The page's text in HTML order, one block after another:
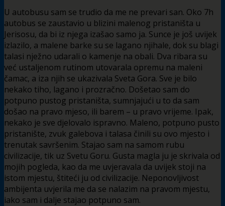
U autobusu sam se trudio da me ne prevari san. Oko 7h
autobus se zaustavio u blizini malenog pristaništa u
Jerisosu, da bi iz njega izašao samo ja. Sunce je još uvijek
izlazilo, a malene barke su se lagano njihale, dok su blagi
talasi nježno udarali o kamenje na obali. Dva ribara su
već ustaljenom rutinom utovarala opremu na maleni
čamac, a iza njih se ukazivala Sveta Gora. Sve je bilo
nekako tiho, lagano i prozračno. Došetao sam do
potpuno pustog pristaništa, sumnjajući u to da sam
došao na pravo mjeso, ili barem – u pravo vrijeme. Ipak,
nekako je sve djelovalo ispravno. Maleno, potpuno pusto
pristanište, zvuk galebova i talasa činili su ovo mjesto i
trenutak savršenim. Stajao sam na samom rubu
civilizacije, tik uz Svetu Goru. Gusta magla ju je skrivala od
mojih pogleda, kao da me uvjeravala da uvijek stoji na
istom mjestu, štiteći ju od civilizacije. Neponovljivost
ambijenta uvjerila me da se nalazim na pravom mjestu,
iako sam i dalje stajao potpuno sam.